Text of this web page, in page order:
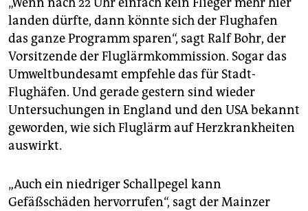
landen dürfte, dann könnte sich der Flughafen
das ganze Programm sparen“, sagt Ralf Bohr, der
Vorsitzende der Fluglärmkommission. Sogar das
Umweltbundesamt empfehle das für Stadt-
Flughäfen. Und gerade gestern sind wieder
Untersuchungen in England und den USA bekannt
geworden, wie sich Fluglärm auf Herzkrankheiten
auswirkt.
„Auch ein niedriger Schallpegel kann
Gefäßschäden hervorrufen“, sagt der Mainzer